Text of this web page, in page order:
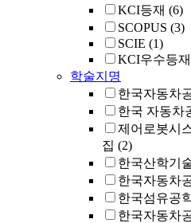
KCI등재 (6)
SCOPUS (3)
SCIE (1)
KCI우수등재
학술지명
한국자동차
한국 자동차
제어로봇시
집 (2)
한국산학기
한국자동차
한국섬유공
한국자동차